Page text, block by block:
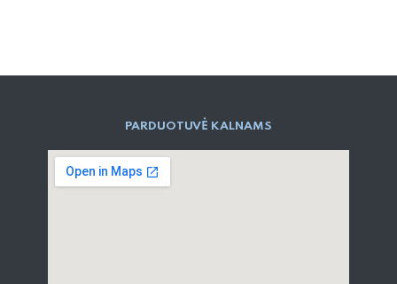
PARD​UOTUVĖ​ KALNAMS